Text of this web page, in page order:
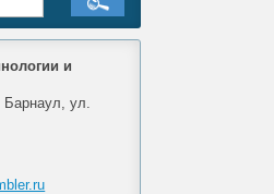
и
Барнаул, ул.